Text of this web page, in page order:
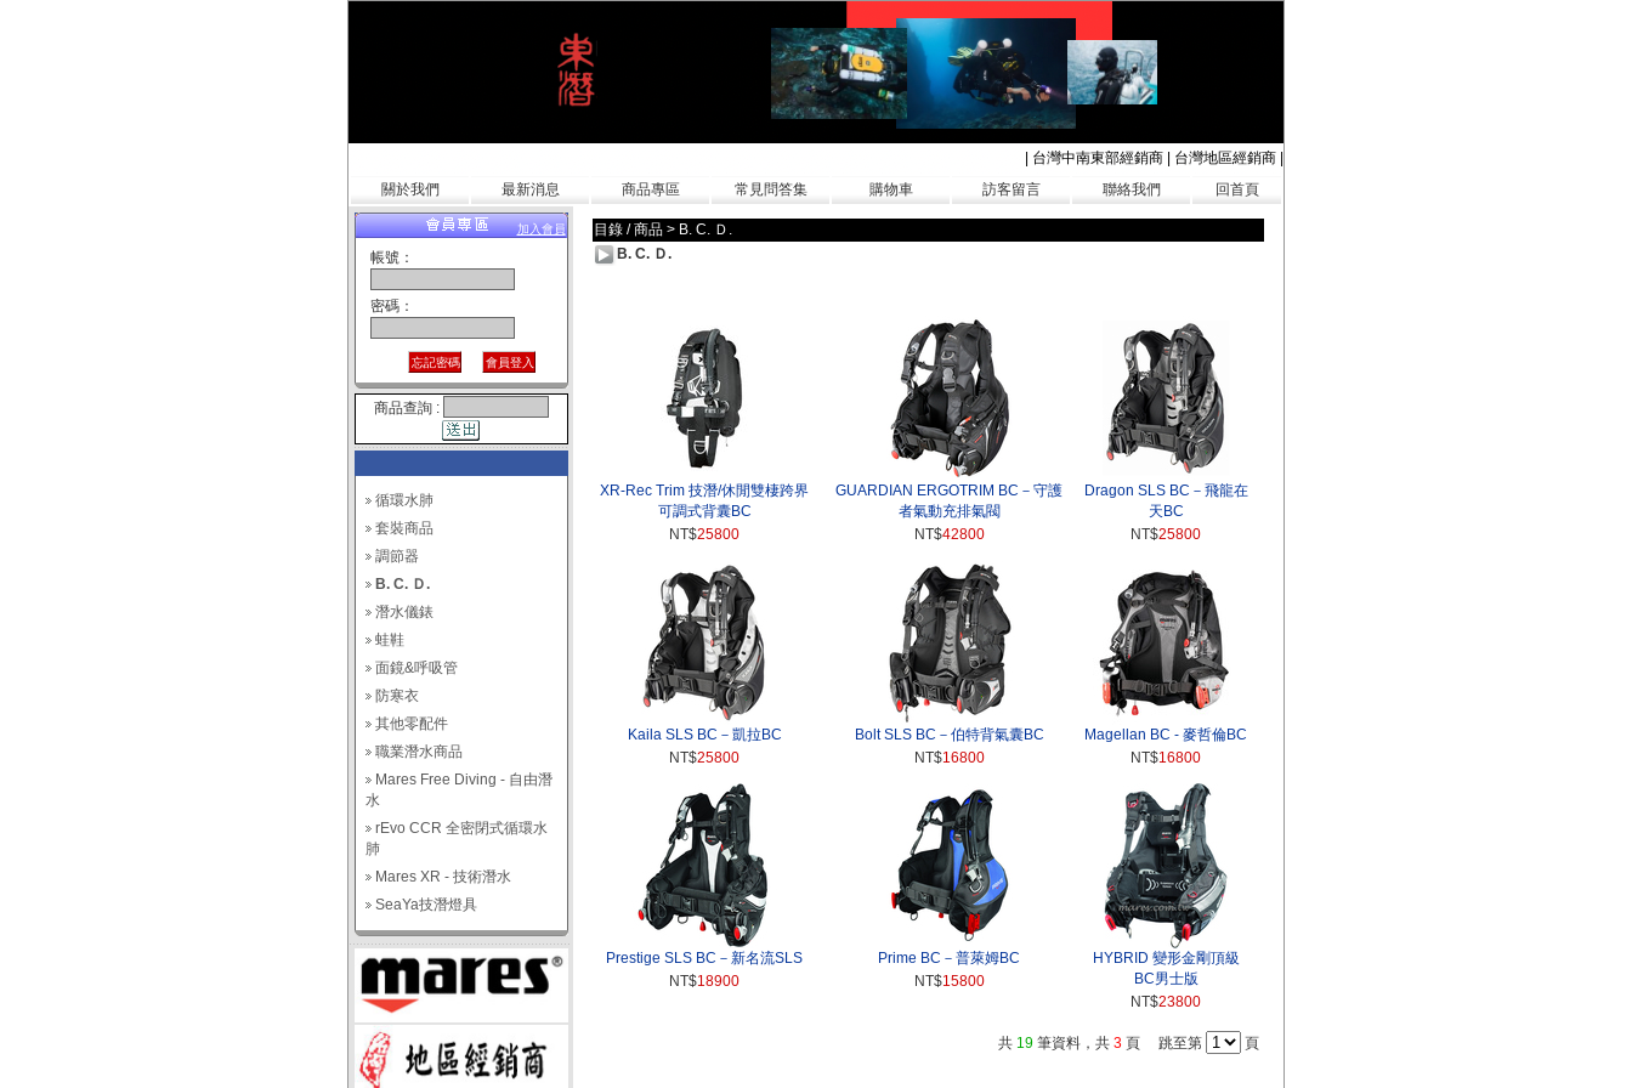
台灣中南東部經銷商 台灣地區經銷商
關於我們
最新消息 商品專區 常見問答集 購物車 訪客留言 聯絡我們 回首頁
加入會員
帳號：
密碼：
商品查詢 :
循環水肺
套裝商品
調節器
B. C. Ｄ.
潛水儀錶
蛙鞋
面鏡&呼吸管
防寒衣
其他零配件
職業潛水商品
Mares Free Diving - 自由潛
水
rEvo CCR 全密閉式循環水
肺
Mares XR - 技術潛水
SeaYa技潛燈具
目錄 / 商品 > B. C. Ｄ.
B. C. Ｄ.
XR-Rec Trim 技潛/休閒雙棲跨界
可調式背囊BC
NT$25800
GUARDIAN ERGOTRIM BC－守護
者氣動充排氣閥
NT$42800
Dragon SLS BC－飛龍在
天BC
NT$25800
Kaila SLS BC－凱拉BC
NT$25800
Bolt SLS BC－伯特背氣囊BC
NT$16800
Magellan BC - 麥哲倫BC
NT$16800
Prestige SLS BC－新名流SLS
NT$18900
Prime BC－普萊姆BC
NT$15800
HYBRID 變形金剛頂級
BC男士版
NT$23800
共 19 筆資料，共 3 頁 跳至第 頁